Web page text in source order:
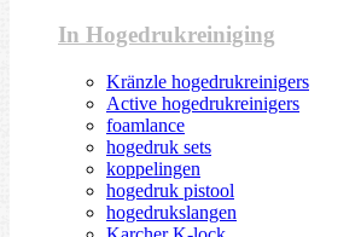
In Hogedrukreiniging
Kränzle hogedrukreinigers
Active hogedrukreinigers
foamlance
hogedruk sets
koppelingen
hogedruk pistool
hogedrukslangen